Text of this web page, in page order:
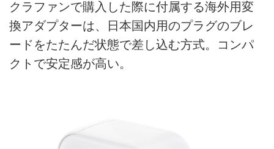
クラファンで購入した際に付属する海外用変
換アダプターは、日本国内用のプラグのブレ
ードをたたんだ状態で差し込む方式。コンパ
クトで安定感が高い。